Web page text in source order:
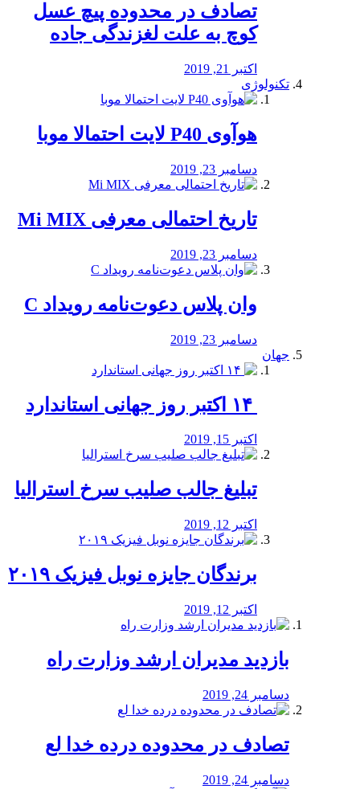
تصادف در محدوده پیچ عسل
کوچ به علت لغزندگی جاده
اکتبر 21, 2019
تکنولوژی
هوآوی P40 لایت احتمالا موبا
دسامبر 23, 2019
تاریخ احتمالی معرفی Mi MIX
دسامبر 23, 2019
وان پلاس دعوت‌نامه رویداد C
دسامبر 23, 2019
جهان
اکتبر 15, 2019
تبلیغ جالب صلیب سرخ استرالیا
اکتبر 12, 2019
برندگان جایزه نوبل فیزیک ۲۰۱۹
اکتبر 12, 2019
بازدید مدیران ارشد وزارت راه
دسامبر 24, 2019
تصادف در محدوده درده خدا لع
دسامبر 24, 2019